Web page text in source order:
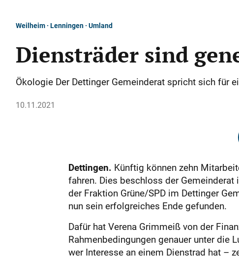
Weilheim · Lenningen · Umland
Diensträder sind
Ökologie Der Dettinger Gemeinderat spricht sich für
10.11.2021
Dettingen. Künftig können zehn
fahren. Dies beschloss der
der Fraktion Grüne/SPD im Dettinger
nun sein erfolgreiches Ende gefunden.
Dafür hat Verena Grimmeiß von der
Rahmenbedingungen genauer unter die
wer Interesse an einem Dienstrad hat –